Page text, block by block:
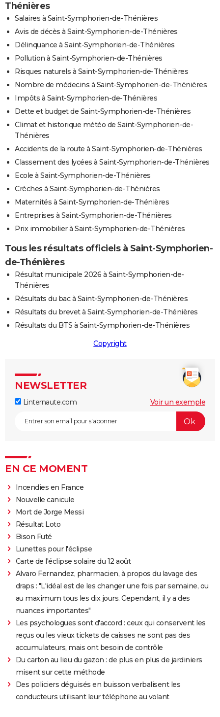
Thénières
Salaires à Saint-Symphorien-de-Thénières
Avis de décès à Saint-Symphorien-de-Thénières
Délinquance à Saint-Symphorien-de-Thénières
Pollution à Saint-Symphorien-de-Thénières
Risques naturels à Saint-Symphorien-de-Thénières
Nombre de médecins à Saint-Symphorien-de-Thénières
Impôts à Saint-Symphorien-de-Thénières
Dette et budget de Saint-Symphorien-de-Thénières
Climat et historique météo de Saint-Symphorien-de-
Thénières
Accidents de la route à Saint-Symphorien-de-Thénières
Classement des lycées à Saint-Symphorien-de-Thénières
Ecole à Saint-Symphorien-de-Thénières
Crèches à Saint-Symphorien-de-Thénières
Maternités à Saint-Symphorien-de-Thénières
Entreprises à Saint-Symphorien-de-Thénières
Prix immobilier à Saint-Symphorien-de-Thénières
Tous les résultats officiels à Saint-Symphorien-
de-Thénières
Résultat municipale 2026 à Saint-Symphorien-de-
Thénières
Résultats du bac à Saint-Symphorien-de-Thénières
Résultats du brevet à Saint-Symphorien-de-Thénières
Résultats du BTS à Saint-Symphorien-de-Thénières
Copyright
NEWSLETTER
Linternaute.com Voir un exemple
EN CE MOMENT
Incendies en France
Nouvelle canicule
Mort de Jorge Messi
Résultat Loto
Bison Futé
Lunettes pour l'éclipse
Carte de l'éclipse solaire du 12 août
Alvaro Fernandez, pharmacien, à propos du lavage des
draps : "L'idéal est de les changer une fois par semaine, ou
au maximum tous les dix jours. Cependant, il y a des
nuances importantes"
Les psychologues sont d'accord : ceux qui conservent les
reçus ou les vieux tickets de caisses ne sont pas des
accumulateurs, mais ont besoin de contrôle
Du carton au lieu du gazon : de plus en plus de jardiniers
misent sur cette méthode
Des policiers déguisés en buisson verbalisent les
conducteurs utilisant leur téléphone au volant